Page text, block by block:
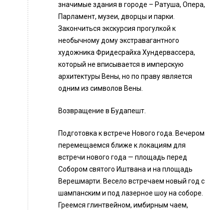
значимые здания в городе – Ратуша, Опера,
Парламент, музеи, дворцы и парки.
Закончиться экскурсия прогулкой к
необычному дому экстравагантного
художника Фридесрайха Хундервассера,
который не вписывается в имперскую
архитектуры Вены, но по праву является
одним из символов Вены.
Возвращение в Будапешт.
Подготовка к встрече Нового года. Вечером
перемещаемся ближе к локациям для
встречи нового года — площадь перед
Собором святого Иштвана и на площадь
Верешмарти. Весело встречаем новый год с
шампанским и под лазерное шоу на соборе.
Греемся глинтвейном, имбирным чаем,